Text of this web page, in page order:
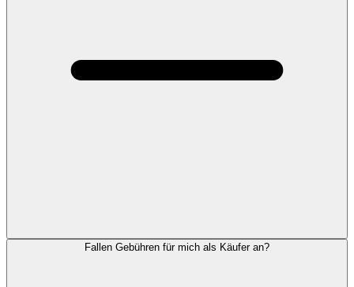
Fallen Gebühren für mich als Käufer an?